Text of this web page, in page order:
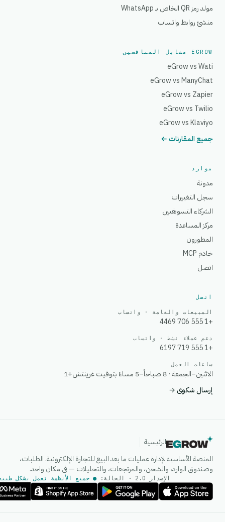
مولد رمز QR الخاص بـ WhatsApp
منشئ روابط واتساب
EGROW مقابل المنافسين
eGrow vs Wati
eGrow vs ManyChat
eGrow vs Zapier
eGrow vs Twilio
eGrow vs Klaviyo
جميع المقارنات ←
موارد
مدونة
سجل التغييرات
الشركاء التسويقيين
مركز المساعدة
المطورون
خادم MCP
اتصل
اتصل
المبيعات والعامة · واتساب
+1 555 706 4469
دعم عملاء نشط · واتساب
+1 555 719 6197
ساعات العمل
الاثنين–الجمعة · 8 صباحاً–5 مساءً بتوقيت غرينتش+1
إرسال شكوى→
الرئيسية
المنصة الأساسية لإدارة عمليات ما بعد البيع للتجارة الإلكترونية. الطلبات،
وصندوق الوارد، والشحن، والمرتجعات، والتحليلات — في مكان واحد.
الإصدار 2.0 · الحالة: ● جميع الأنظمة تعمل بشكل